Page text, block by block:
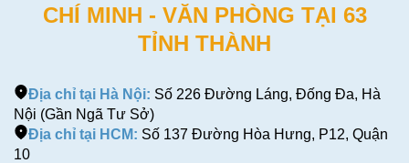
CHÍ MINH - VĂN PHÒNG TẠI 63
TỈNH THÀNH
Địa chỉ tại Hà Nội: Số 226 Đường Láng, Đống Đa, Hà
Nội (Gần Ngã Tư Sở)
Địa chỉ tại HCM: Số 137 Đường Hòa Hưng, P12, Quận
10